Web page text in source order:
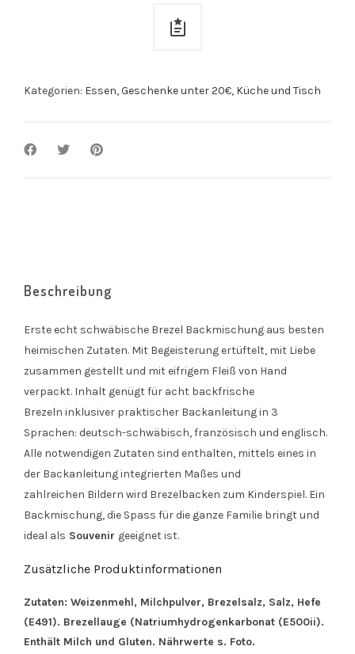
Kategorien: Essen,Geschenke unter 20€, Küche und Tisch
Beschreibung
Erste echt schwäbische Brezel Backmischung aus besten
heimischen Zutaten. Mit Begeisterung ertüftelt, mit Liebe
zusammen gestellt und mit eifrigem Fleiß von Hand
verpackt. Inhalt genügt für acht backfrische
Brezeln inklusiver praktischer Backanleitung in 3
Sprachen: deutsch-schwäbisch, französisch und englisch.
Alle notwendigen Zutaten sind enthalten, mittels eines in
der Backanleitung integrierten Maßes und
zahlreichen Bildern wird Brezelbacken zum Kinderspiel. Ein
Backmischung, die Spass für die ganze Familie bringt und
ideal als Souvenir geeignet ist.
Zusätzliche Produktinformationen
Zutaten: Weizenmehl, Milchpulver, Brezelsalz, Salz, Hefe
(E491). Brezellauge (Natriumhydrogenkarbonat (E500ii).
Enthält Milch und Gluten. Nährwerte s. Foto.